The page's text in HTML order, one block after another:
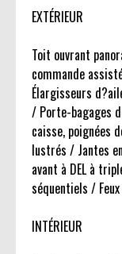
EXTÉRIEUR
Toit ouvrant
commande
Élargisseurs
/ Porte-bagages
caisse, poignées
lustrés / Jantes
avant à DEL à
séquentiels /
INTÉRIEUR